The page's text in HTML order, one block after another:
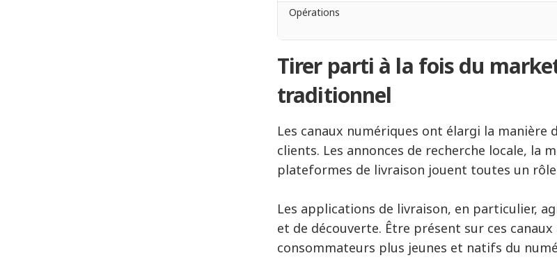
Opérations
Tirer parti à la fois du
traditionnel
Les canaux numériques ont élargi la
clients. Les annonces de recherche locale, la
plateformes de livraison jouent toutes un
Les applications de livraison, en particulier,
et de découverte. Être présent sur ces
consommateurs plus jeunes et natifs du